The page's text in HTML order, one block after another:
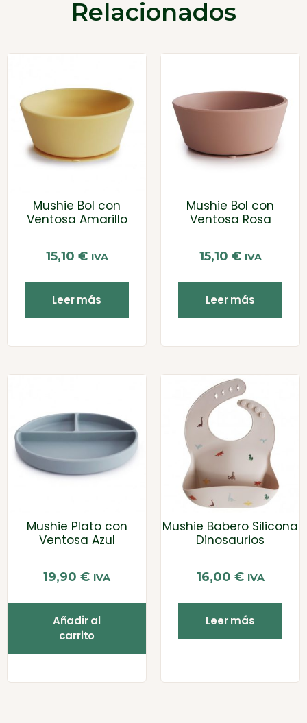
Relacionados
Mushie Bol con
Ventosa Amarillo
15,10 € IVA
Leer más
Mushie Bol con
Ventosa Rosa
15,10 € IVA
Leer más
Mushie Plato con
Ventosa Azul
19,90 € IVA
Añadir al
carrito
Mushie Babero Silicona
Dinosaurios
16,00 € IVA
Leer más